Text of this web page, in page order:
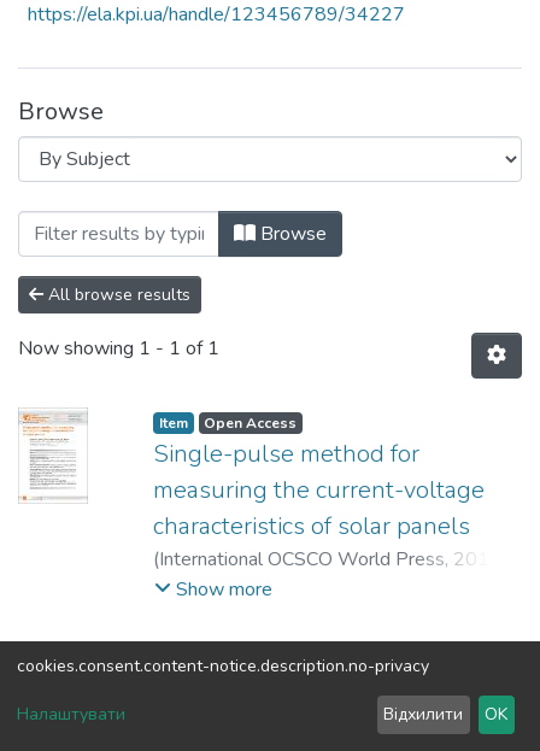
https://ela.kpi.ua/handle/123456789/34227
Browse
Browsing Статті (ІВТ) by Subject
Browse
All browse results
Now showing 1 - 1 of 1
Item Open Access
Single-pulse method for
measuring the current-voltage
characteristics of solar panels
(International OCSCO World Press, 2019
Bozhko, K. M.;
Show more
DSpace software copyright © 2002-2026LYRASIS
Send Feedback
cookies.consent.content-notice.description.no-privacy
Налаштувати Відхилити OK